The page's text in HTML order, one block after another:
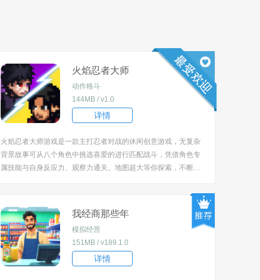
火焰忍者大师
动作格斗
144MB / v1.0
详情
火焰忍者大师游戏是一款主打忍者对战的休闲创意游戏，无复杂
背景故事可从八个角色中挑选喜爱的进行匹配战斗，凭借角色专
属技能与自身反应力、观察力通关。地图超大等你探索，不断的
角色都拥有独特专...
我经商那些年
模拟经营
151MB / v189.1.0
详情